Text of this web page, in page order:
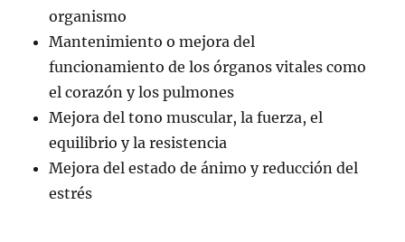
organismo
Mantenimiento o mejora del
funcionamiento de los órganos vitales como
el corazón y los pulmones
Mejora del tono muscular, la fuerza, el
equilibrio y la resistencia
Mejora del estado de ánimo y reducción del
estrés